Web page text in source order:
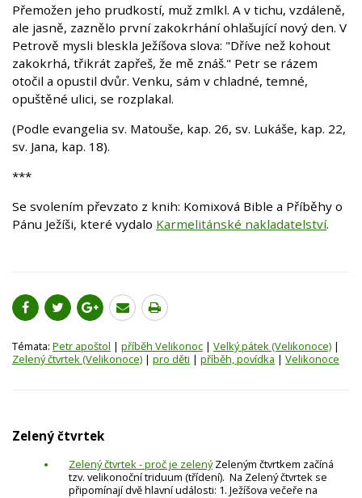
Přemožen jeho prudkostí, muž zmlkl. A v tichu, vzdáleně,
ale jasně, zaznělo první zakokrhání ohlašující nový den. V
Petrově mysli bleskla Ježíšova slova: "Dříve než kohout
zakokrhá, třikrát zapřeš, že mě znáš." Petr se rázem
otočil a opustil dvůr. Venku, sám v chladné, temné,
opuštěné ulici, se rozplakal.
(Podle evangelia sv. Matouše, kap. 26, sv. Lukáše, kap. 22,
sv. Jana, kap. 18).
***
Se svolením převzato z knih: Komixová Bible a Příběhy o
Pánu Ježíši, které vydalo Karmelitánské nakladatelství.
Témata: Petr apoštol | příběh Velikonoc | Velký pátek (Velikonoce) |
Zelený čtvrtek (Velikonoce) | pro děti | příběh, povídka | Velikonoce
Zelený čtvrtek
Zelený čtvrtek - proč je zelenýZeleným čtvrtkem začíná
tzv. velikonoční triduum (třídení). Na Zelený čtvrtek se
připomínají dvě hlavní události: 1. Ježíšova večeře na